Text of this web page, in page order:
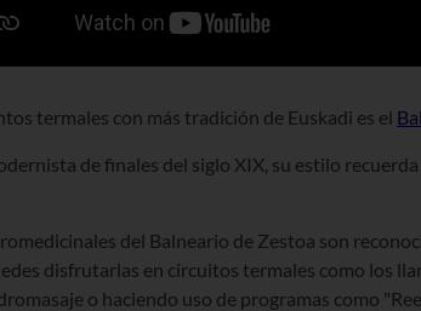
termales con más tradición de Euskadi es el
de finales del siglo XIX, su estilo
del Balneario de Zestoa son
disfrutarlas en circuitos termales como los
o haciendo uso de programas como